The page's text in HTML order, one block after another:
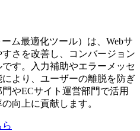
ム最適化ツール）は、Webサ
さを改善し、コンバージョン
す。入力補助やエラーメッセ
より、ユーザーの離脱を防ぎ
やECサイト運営部門で活用
向上に貢献します。